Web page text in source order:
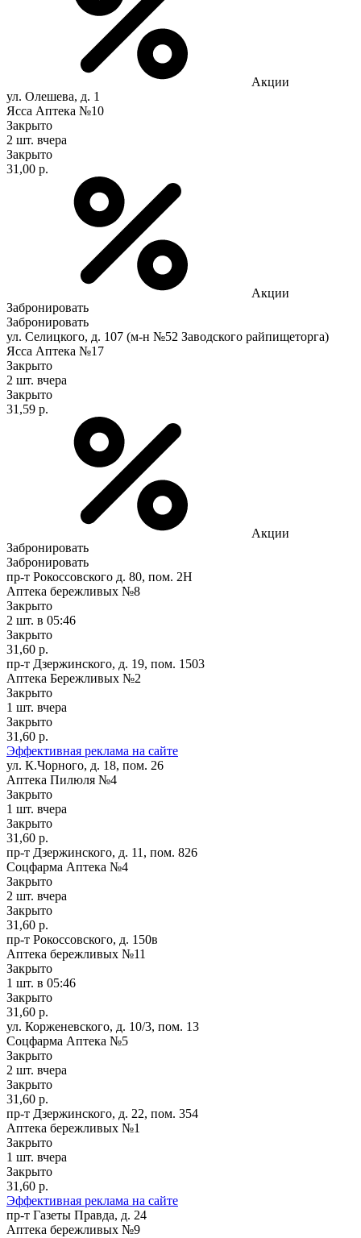
Акции
ул. Олешева, д. 1
Ясса Аптека №10
Закрыто
2 шт. вчера
Закрыто
31,00 р.
Акции
Забронировать
Забронировать
ул. Селицкого, д. 107 (м-н №52 Заводского райпищеторга)
Ясса Аптека №17
Закрыто
2 шт. вчера
Закрыто
31,59 р.
Акции
Забронировать
Забронировать
пр-т Рокоссовского д. 80, пом. 2Н
Аптека бережливых №8
Закрыто
2 шт. в 05:46
Закрыто
31,60 р.
пр-т Дзержинского, д. 19, пом. 1503
Аптека Бережливых №2
Закрыто
1 шт. вчера
Закрыто
31,60 р.
Эффективная реклама на сайте
ул. К.Чорного, д. 18, пом. 26
Аптека Пилюля №4
Закрыто
1 шт. вчера
Закрыто
31,60 р.
пр-т Дзержинского, д. 11, пом. 826
Соцфарма Аптека №4
Закрыто
2 шт. вчера
Закрыто
31,60 р.
пр-т Рокоссовского, д. 150в
Аптека бережливых №11
Закрыто
1 шт. в 05:46
Закрыто
31,60 р.
ул. Корженевского, д. 10/3, пом. 13
Соцфарма Аптека №5
Закрыто
2 шт. вчера
Закрыто
31,60 р.
пр-т Дзержинского, д. 22, пом. 354
Аптека бережливых №1
Закрыто
1 шт. вчера
Закрыто
31,60 р.
Эффективная реклама на сайте
пр-т Газеты Правда, д. 24
Аптека бережливых №9